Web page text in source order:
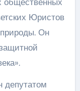
Юристов
Он